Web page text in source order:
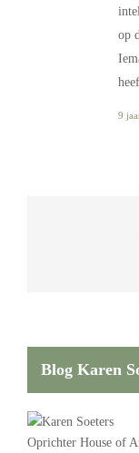
op
9
Blog Karen
Oprichter House of